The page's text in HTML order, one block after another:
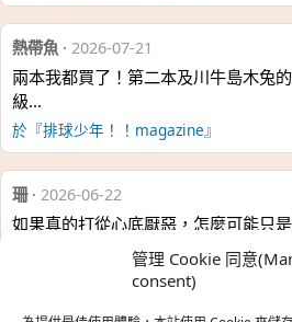
管理 Cookie 同意
consent)
熱帶魚 · 2026-07-21
兩本我都買了！第二本及川牛島木兔
級…
於『排球少年！！magazine』
珊· 2026-06-22
如果真的打從心底厭惡，怎麼可能只